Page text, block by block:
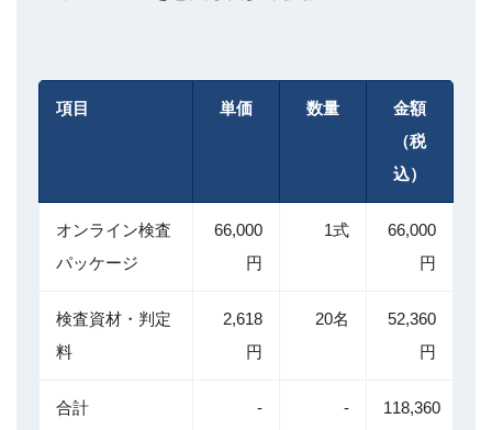
項目 単価 数量
金額
（税
込）
オンライン検査
パッケージ
66,000
円
1式
66,000
円
検査資材・判定
料
2,618
円
20名
52,360
円
合計 - -
118,360